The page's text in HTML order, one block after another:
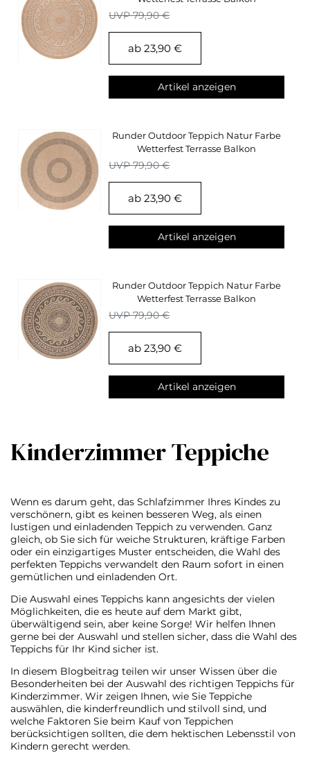
Küchenteppich
UVP 79,90 €
ab 23,90 €
Artikel anzeigen
Runder Outdoor Teppich Natur Farbe
Wetterfest Terrasse Balkon
Küchenteppich
UVP 79,90 €
ab 23,90 €
Artikel anzeigen
Runder Outdoor Teppich Natur Farbe
Wetterfest Terrasse Balkon
Küchenteppich
UVP 79,90 €
ab 23,90 €
Artikel anzeigen
Kinderzimmer Teppiche
Wenn es darum geht, das Schlafzimmer Ihres Kindes zu
verschönern, gibt es keinen besseren Weg, als einen
lustigen und einladenden Teppich zu verwenden. Ganz
gleich, ob Sie sich für weiche Strukturen, kräftige Farben
oder ein einzigartiges Muster entscheiden, die Wahl des
perfekten Teppichs verwandelt den Raum sofort in einen
gemütlichen und einladenden Ort.
Die Auswahl eines Teppichs kann angesichts der vielen
Möglichkeiten, die es heute auf dem Markt gibt,
überwältigend sein, aber keine Sorge! Wir helfen Ihnen
gerne bei der Auswahl und stellen sicher, dass die Wahl des
Teppichs für Ihr Kind sicher ist.
In diesem Blogbeitrag teilen wir unser Wissen über die
Besonderheiten bei der Auswahl des richtigen Teppichs für
Kinderzimmer. Wir zeigen Ihnen, wie Sie Teppiche
auswählen, die kinderfreundlich und stilvoll sind, und
welche Faktoren Sie beim Kauf von Teppichen
berücksichtigen sollten, die dem hektischen Lebensstil von
Kindern gerecht werden.